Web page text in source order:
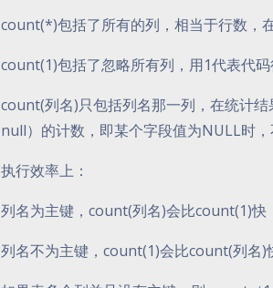
count(*)包括了所有的列，相当于行数，
count(1)包括了忽略所有列，用1代表代
count(列名)只包括列名那一列，在统计
null）的计数，即某个字段值为NULL时，
执行效率上：
列名为主键，count(列名)会比count(1)快
列名不为主键，count(1)会比count(列名)